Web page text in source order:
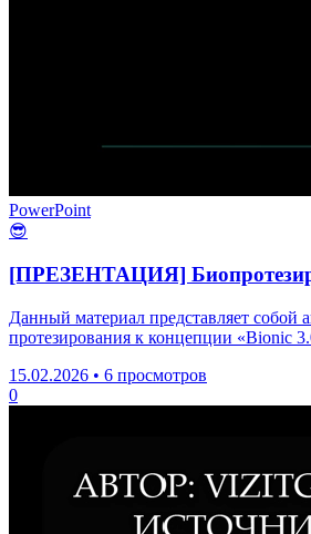
PowerPoint
😎
[ПРЕЗЕНТАЦИЯ]
Данный материал представляет собой
протезирования к концепции «Bionic
15.02.2026 • 6 просмотров
0